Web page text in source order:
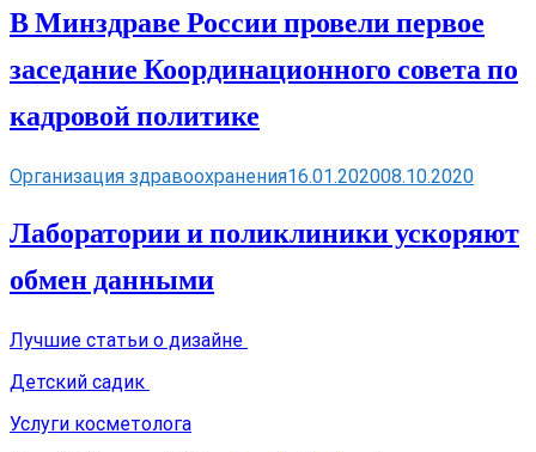
В Минздраве России провели первое
заседание Координационного совета по
кадровой политике
Организация здравоохранения16.01.202008.10.2020
Лаборатории и поликлиники ускоряют
обмен данными
Лучшие статьи о дизайне
Детский садик
Услуги косметолога